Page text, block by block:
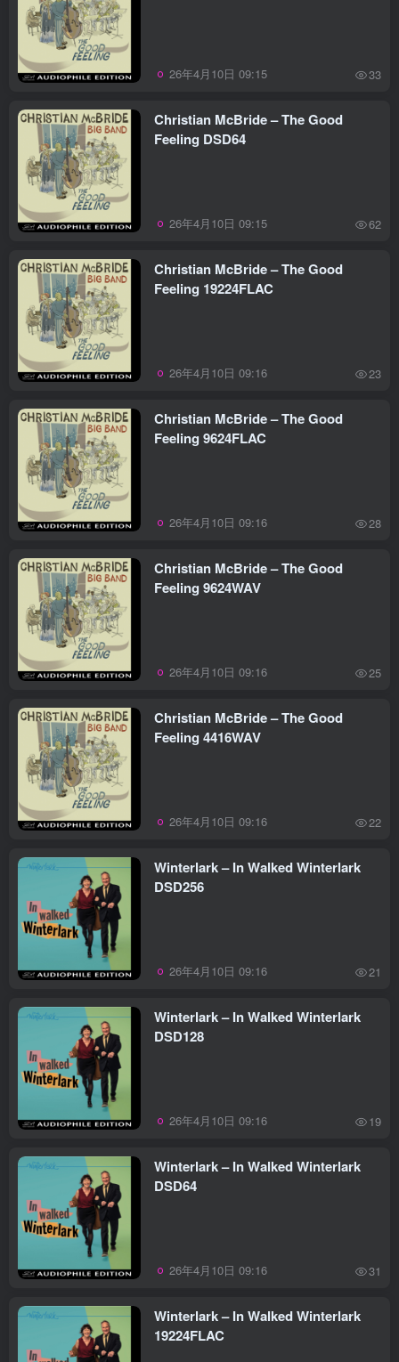
26年4月10日 09:15 33
Christian McBride – The Good
Feeling DSD64
26年4月10日 09:15 62
Christian McBride – The Good
Feeling 19224FLAC
26年4月10日 09:16 23
Christian McBride – The Good
Feeling 9624FLAC
26年4月10日 09:16 28
Christian McBride – The Good
Feeling 9624WAV
26年4月10日 09:16 25
Christian McBride – The Good
Feeling 4416WAV
26年4月10日 09:16 22
Winterlark – In Walked Winterlark
DSD256
26年4月10日 09:16 21
Winterlark – In Walked Winterlark
DSD128
26年4月10日 09:16 19
Winterlark – In Walked Winterlark
DSD64
26年4月10日 09:16 31
Winterlark – In Walked Winterlark
19224FLAC